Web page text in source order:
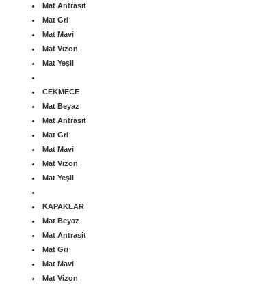
Mat Antrasit
Mat Gri
Mat Mavi
Mat Vizon
Mat Yeşil
CEKMECE
Mat Beyaz
Mat Antrasit
Mat Gri
Mat Mavi
Mat Vizon
Mat Yeşil
KAPAKLAR
Mat Beyaz
Mat Antrasit
Mat Gri
Mat Mavi
Mat Vizon